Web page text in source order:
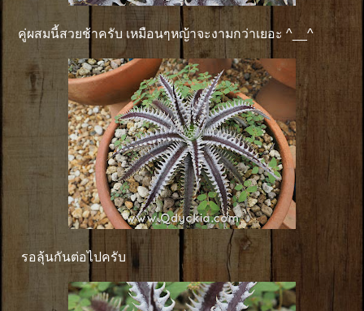
คู่ผสมนี้สวยช้าครับ เหมือนๆหญ้าจะงามกว่าเยอะ ^__^
รอลุ้นกันต่อไปครับ